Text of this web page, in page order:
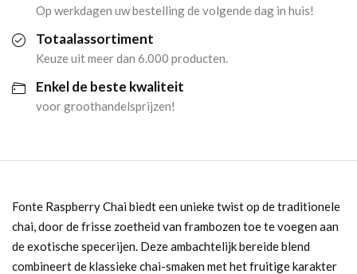
Op werkdagen uw bestelling de volgende dag in huis!
Totaalassortiment
Keuze uit meer dan 6.000 producten.
Enkel de beste kwaliteit
voor groothandelsprijzen!
Fonte Raspberry Chai biedt een unieke twist op de traditionele
chai, door de frisse zoetheid van frambozen toe te voegen aan
de exotische specerijen. Deze ambachtelijk bereide blend
combineert de klassieke chai-smaken met het fruitige karakter